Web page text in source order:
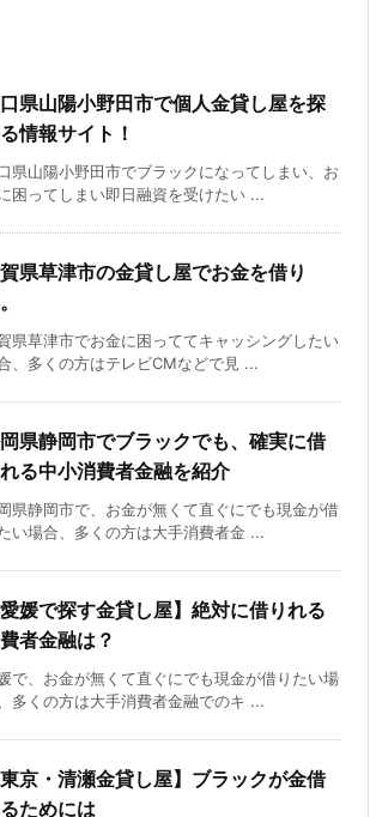
県山陽小野田市で個人金貸し屋を探
情報サイト！
県山陽小野田市でブラックになってしまい、お
困ってしまい即日融資を受けたい ...
県草津市の金貸し屋でお金を借り
県草津市でお金に困っててキャッシングしたい
、多くの方はテレビCMなどで見 ...
県静岡市でブラックでも、確実に借
る中小消費者金融を紹介
県静岡市で、お金が無くて直ぐにでも現金が借
い場合、多くの方は大手消費者金 ...
愛媛で探す金貸し屋】絶対に借りれる
者金融は？
で、お金が無くて直ぐにでも現金が借りたい場
多くの方は大手消費者金融でのキ ...
東京・清瀬金貸し屋】ブラックが金借
ためには